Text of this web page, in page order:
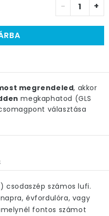
- +
megrendeled, akkor
megkaphatod (GLS
választása
csodaszép számos lufi.
évfordulóra, vagy
fontos számot